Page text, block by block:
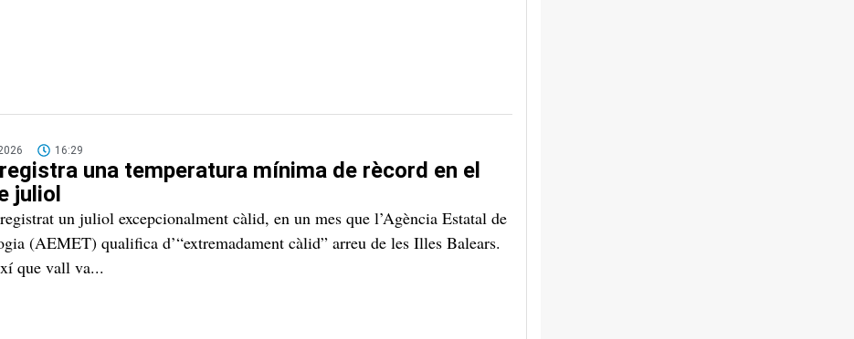
16:29
una temperatura mínima de rècord en el
juliol
un juliol excepcionalment càlid, en un mes que l’Agència Estatal de
(AEMET) qualifica d’“extremadament càlid” arreu de les Illes Balears.
que vall va...